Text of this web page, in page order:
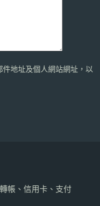
地址及個人網站網址，以
帳、信用卡、支付